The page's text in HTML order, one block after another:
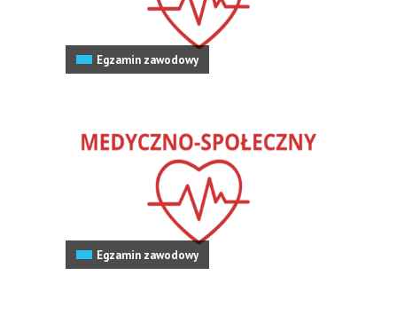
Egzamin zawodowy
Egzamin zawodowy